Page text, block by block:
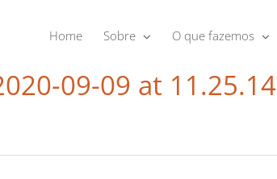
Home Sobre O que fazemos
09-09 at 11.25.14